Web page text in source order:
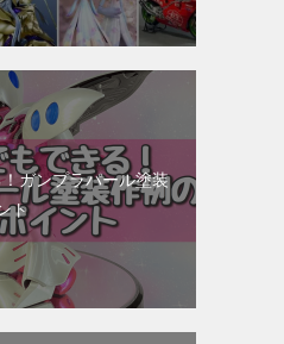
ガンプラパール塗装
ト